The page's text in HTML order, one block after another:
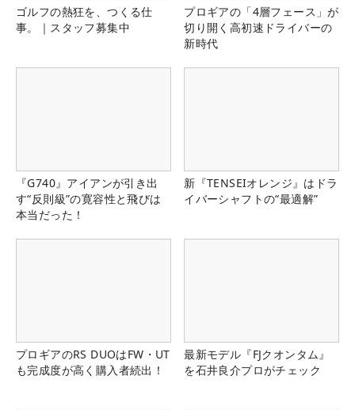
ゴルフの熱狂を、つくる仕
事。｜スタッフ募集中
プロギアの「4層フェース」が
切り開く高初速ドライバーの
新時代
『G740』アイアンが引き出
す“反則級”の寛容性と飛びは
本当だった！
新『TENSEIオレンジ』はドラ
イバーシャフトの“最適解”
プロギアのRS DUOはFW・UT
も完成度が高く購入者続出！
最新モデル『FJクオンタム』
を石井良介プロがチェック